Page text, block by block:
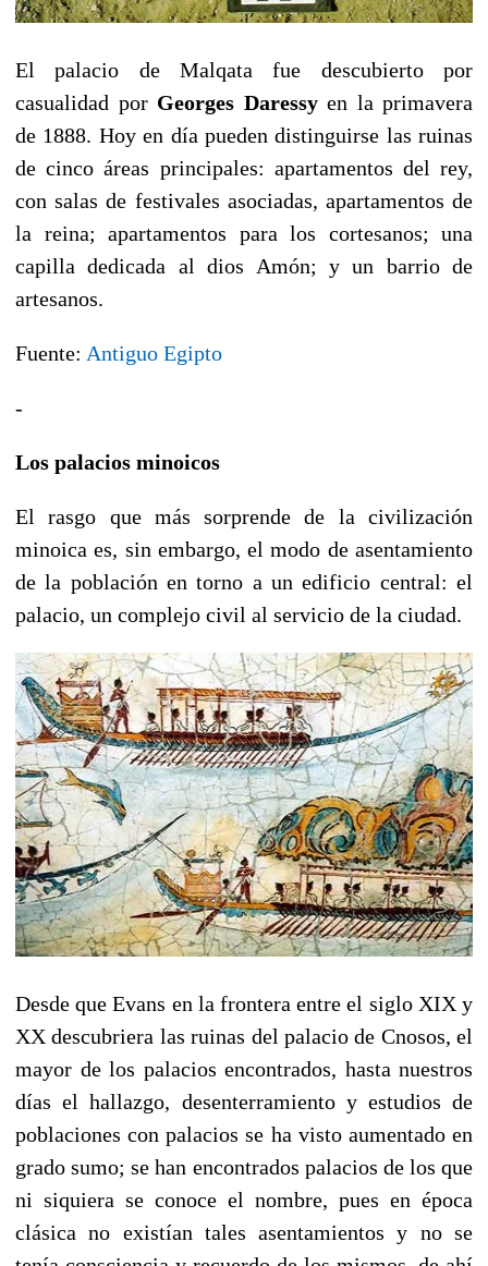
El palacio de Malqata fue descubierto por
casualidad por Georges Daressyen la primavera
de 1888. Hoy en día pueden distinguirse las ruinas
de cinco áreas principales: apartamentos del rey,
con salas de festivales asociadas, apartamentos de
la reina; apartamentos para los cortesanos; una
capilla dedicada al dios Amón; y un barrio de
artesanos.
Fuente: Antiguo Egipto
-
Los palacios minoicos
El rasgo que más sorprende de la civilización
minoica es, sin embargo, el modo de asentamiento
de la población en torno a un edificio central: el
palacio, un complejo civil al servicio de la ciudad.
Desde que Evans en la frontera entre el siglo XIX y
XX descubriera las ruinas del palacio de Cnosos, el
mayor de los palacios encontrados, hasta nuestros
días el hallazgo, desenterramiento y estudios de
poblaciones con palacios se ha visto aumentado en
grado sumo; se han encontrados palacios de los que
ni siquiera se conoce el nombre, pues en época
clásica no existían tales asentamientos y no se